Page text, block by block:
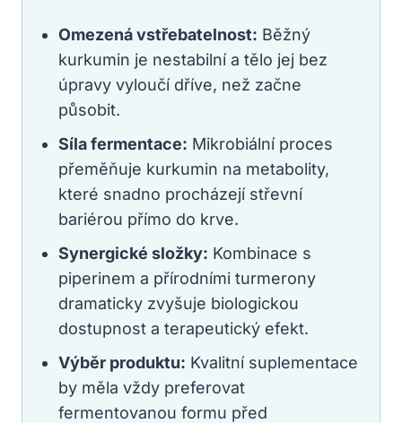
Omezená vstřebatelnost: Běžný
kurkumin je nestabilní a tělo jej bez
úpravy vyloučí dříve, než začne
působit.
Síla fermentace: Mikrobiální proces
přeměňuje kurkumin na metabolity,
které snadno procházejí střevní
bariérou přímo do krve.
Synergické složky: Kombinace s
piperinem a přírodními turmerony
dramaticky zvyšuje biologickou
dostupnost a terapeutický efekt.
Výběr produktu: Kvalitní suplementace
by měla vždy preferovat
fermentovanou formu před